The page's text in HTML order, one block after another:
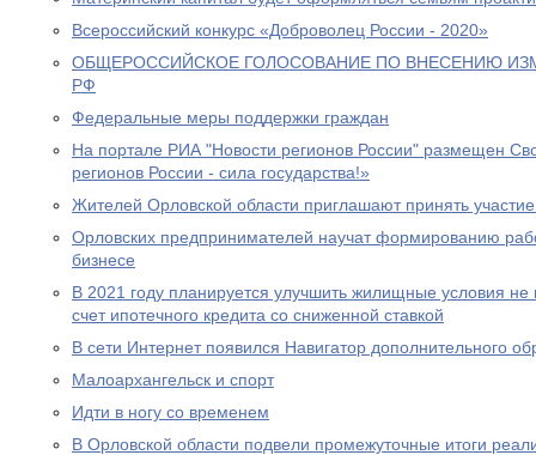
Всероссийский конкурс «Доброволец России - 2020»
ОБЩЕРОССИЙСКОЕ ГОЛОСОВАНИЕ ПО ВНЕСЕНИЮ
РФ
Федеральные меры поддержки граждан
На портале РИА "Новости регионов России" размещен
регионов России - сила государства!»
Жителей Орловской области приглашают принять
Орловских предпринимателей научат формированию
бизнесе
В 2021 году планируется улучшить жилищные условия
счет ипотечного кредита со сниженной ставкой
В сети Интернет появился Навигатор дополнительного
Малоархангельск и спорт
Идти в ногу со временем
В Орловской области подвели промежуточные итоги